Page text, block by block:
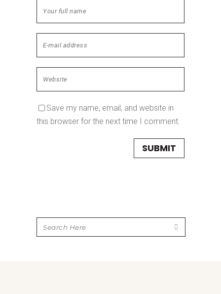
Save my name, email, and website in
this browser for the next time I comment.